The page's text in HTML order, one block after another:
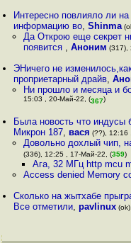
Интересно повлияло ли
информацию во,Shinma
Да Открою еще секрет
появится , Аноним (317),
ЭНичего не
проприетарный драйв,
Ни прошло и месяца и
15:03 , 20-Май-22, (367)
Была новость что индусы
Микрон 187, вася (??), 12:16
Довольно дохлый чип,
(336), 12:25 , 17-Май-22, (359)
Ага, 32 МГц http mcu
Access denied Memory
Сколько на жытхабе
Все отметили,pavlinux